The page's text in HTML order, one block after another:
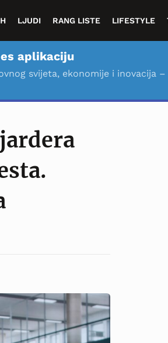
LJUDI RANG LISTE LIFESTYLE
aplikaciju
svijeta, ekonomije i inovacija